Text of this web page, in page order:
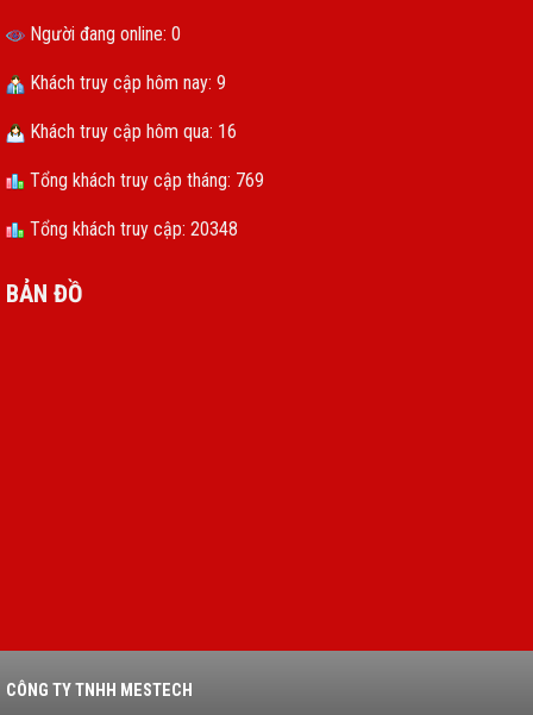
Người đang online: 0
Khách truy cập hôm nay: 9
Khách truy cập hôm qua: 16
Tổng khách truy cập tháng: 769
Tổng khách truy cập: 20348
BẢN ĐỒ
CÔNG TY TNHH MESTECH